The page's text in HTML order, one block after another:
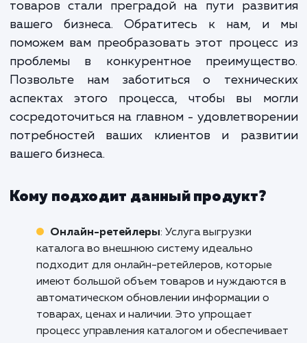
внешнюю систему не
обеспечивает
консистентность данных о
всех ваших каналах продаж,
помогает вам лучше
изменения на рынке и
адаптироваться к ним.
Не допустите, чтобы
трудоемкость процесса выгрузки
товаров стали преградой на пути
вашего бизнеса. Обратитесь к нам,
поможем вам преобразовать этот